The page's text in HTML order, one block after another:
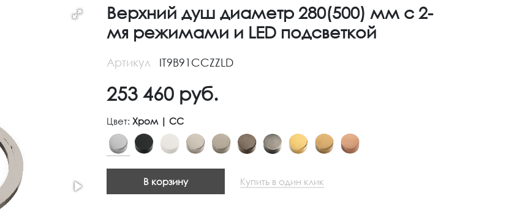
Верхний душ диаметр 280(500) мм с 2-
мя режимами и LED подсветкой
Артикул IT9B91CCZZLD
253 460 руб.
Цвет: Хром | CC
В корзину Купить в один клик